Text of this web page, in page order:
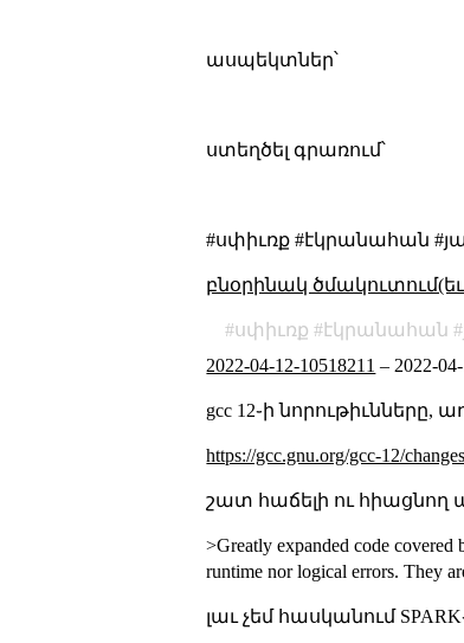
ասպեկտներ՝
ստեղծել գրառում՝
#սփիւռք #էկրանահան
բնօրինակ
սփիւռք էկրանահան
2022-04-12-10518211 – 2022-
gcc 12֊ի նորութիւնները,
https://gcc.gnu.org/gcc-12/
շատ հաճելի ու հիացնող
>Greatly expanded code
runtime nor logical errors. They
լաւ չեմ հասկանում